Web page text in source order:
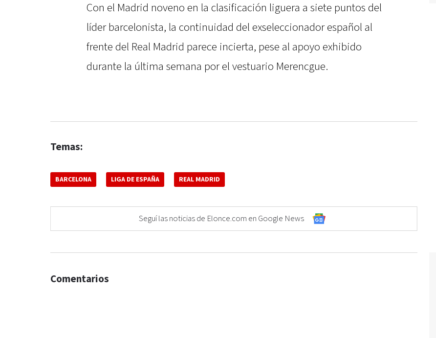
Con el Madrid noveno en la clasificación liguera a siete puntos del
líder barcelonista, la continuidad del exseleccionador español al
frente del Real Madrid parece incierta, pese al apoyo exhibido
durante la última semana por el vestuario Merencgue.
Temas:
BARCELONA LIGA DE ESPAÑA REAL MADRID
Seguí las noticias de Elonce.com en Google News
Comentarios